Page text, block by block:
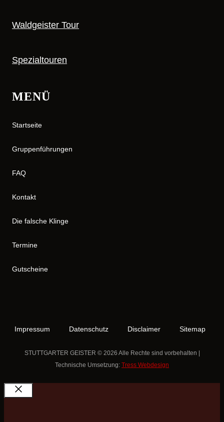
Waldgeister Tour
Spezialtouren
MENÜ
Startseite
Gruppenführungen
FAQ
Kontakt
Die falsche Klinge
Termine
Gutscheine
Impressum Datenschutz Disclaimer Sitemap
STUTTGARTER GEISTER © 2026 Alle Rechte sind vorbehalten |
Technische Umsetzung: Tress Webdesign